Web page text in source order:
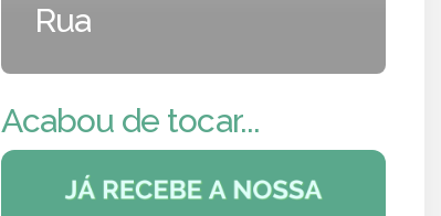
Rua
Acabou de tocar...